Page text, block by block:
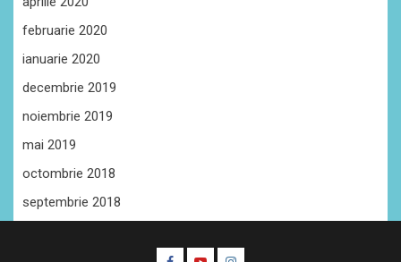
februarie 2020
ianuarie 2020
decembrie 2019
noiembrie 2019
mai 2019
octombrie 2018
septembrie 2018